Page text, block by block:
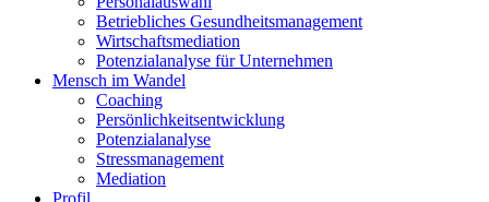
Betriebliches Gesundheitsmanagement
Wirtschaftsmediation
Potenzialanalyse für Unternehmen
Mensch im Wandel
Coaching
Persönlichkeitsentwicklung
Potenzialanalyse
Stressmanagement
Mediation
Profil